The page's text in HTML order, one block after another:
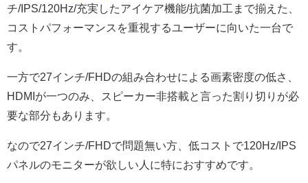
チ/IPS/120Hz/充実したアイケア機能/抗菌加工まで揃えた、
コストパフォーマンスを重視するユーザーに向いた一台で
す。
一方で27インチ/FHDの組み合わせによる画素密度の低さ、
HDMIが一つのみ、スピーカー非搭載と言った割り切りが必
要な部分もあります。
なので27インチ/FHDで問題無い方、低コストで120Hz/IPS
パネルのモニターが欲しい人に特におすすめです。